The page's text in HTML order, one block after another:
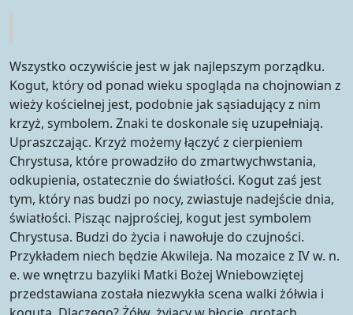
Wszystko oczywiście jest w jak najlepszym porządku.
Kogut, który od ponad wieku spogląda na chojnowian z
wieży kościelnej jest, podobnie jak sąsiadujący z nim
krzyż, symbolem. Znaki te doskonale się uzupełniają.
Upraszczając. Krzyż możemy łączyć z cierpieniem
Chrystusa, które prowadziło do zmartwychwstania,
odkupienia, ostatecznie do światłości. Kogut zaś jest
tym, który nas budzi po nocy, zwiastuje nadejście dnia,
światłości. Pisząc najprościej, kogut jest symbolem
Chrystusa. Budzi do życia i nawołuje do czujności.
Przykładem niech będzie Akwileja. Na mozaice z IV w. n.
e. we wnętrzu bazyliki Matki Bożej Wniebowziętej
przedstawiana została niezwykła scena walki żółwia i